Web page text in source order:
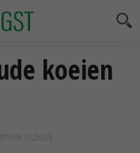
koeien
OM 13:25